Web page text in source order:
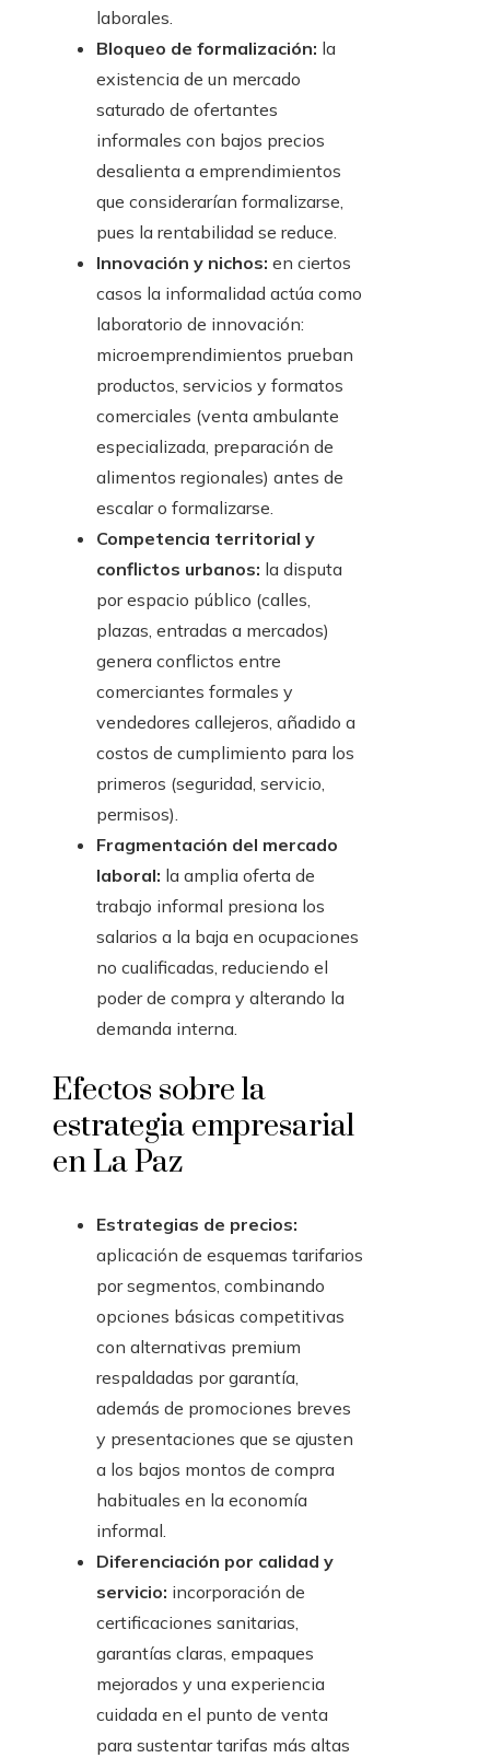
laborales.
Bloqueo de formalización: la
existencia de un mercado
saturado de ofertantes
informales con bajos precios
desalienta a emprendimientos
que considerarían formalizarse,
pues la rentabilidad se reduce.
Innovación y nichos: en ciertos
casos la informalidad actúa como
laboratorio de innovación:
microemprendimientos prueban
productos, servicios y formatos
comerciales (venta ambulante
especializada, preparación de
alimentos regionales) antes de
escalar o formalizarse.
Competencia territorial y
conflictos urbanos: la disputa
por espacio público (calles,
plazas, entradas a mercados)
genera conflictos entre
comerciantes formales y
vendedores callejeros, añadido a
costos de cumplimiento para los
primeros (seguridad, servicio,
permisos).
Fragmentación del mercado
laboral: la amplia oferta de
trabajo informal presiona los
salarios a la baja en ocupaciones
no cualificadas, reduciendo el
poder de compra y alterando la
demanda interna.
Efectos sobre la
estrategia empresarial
en La Paz
Estrategias de precios:
aplicación de esquemas tarifarios
por segmentos, combinando
opciones básicas competitivas
con alternativas premium
respaldadas por garantía,
además de promociones breves
y presentaciones que se ajusten
a los bajos montos de compra
habituales en la economía
informal.
Diferenciación por calidad y
servicio: incorporación de
certificaciones sanitarias,
garantías claras, empaques
mejorados y una experiencia
cuidada en el punto de venta
para sustentar tarifas más altas